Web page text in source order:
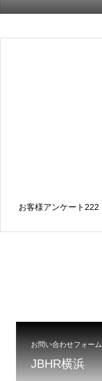
お客様アンケート222
お問い合わせフォーム
JBHR横浜